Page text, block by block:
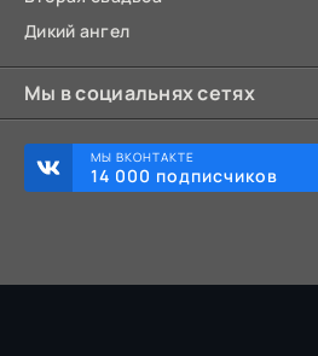
Дикий ангел
Мы в социальнях сетях
МЫ ВКОНТАКТЕ
14 000 подписчиков